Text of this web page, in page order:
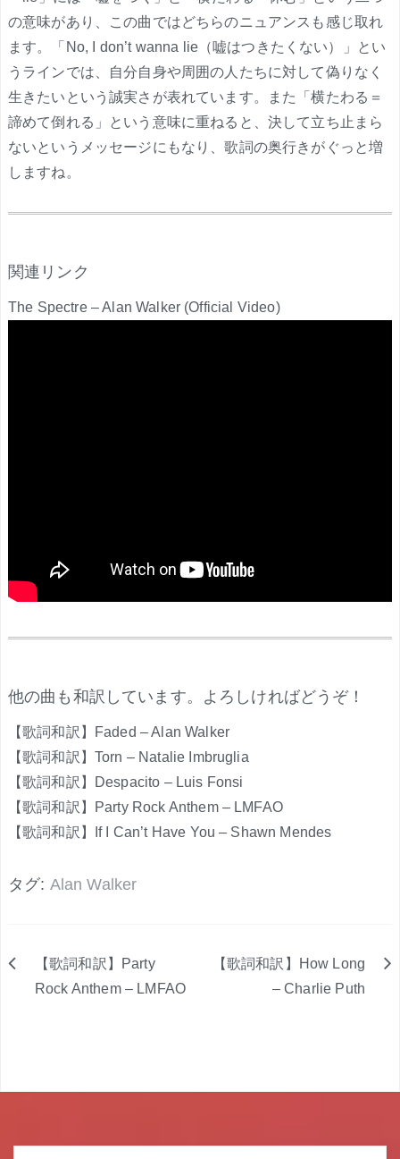
の意味があり、この曲ではどちらのニュアンスも感じ取れ
ます。「No, I don’t wanna lie（嘘はつきたくない）」とい
うラインでは、自分自身や周囲の人たちに対して偽りなく
生きたいという誠実さが表れています。また「横たわる＝
諦めて倒れる」という意味に重ねると、決して立ち止まら
ないというメッセージにもなり、歌詞の奥行きがぐっと増
しますね。
関連リンク
The Spectre – Alan Walker (Official Video)
他の曲も和訳しています。よろしければどうぞ！
【歌詞和訳】Faded – Alan Walker
【歌詞和訳】Torn – Natalie Imbruglia
【歌詞和訳】Despacito – Luis Fonsi
【歌詞和訳】Party Rock Anthem – LMFAO
【歌詞和訳】If I Can’t Have You – Shawn Mendes
タグ: Alan Walker
ビ
【歌詞和訳】Party
Rock Anthem – LMFAO
【歌詞和訳】How Long
– Charlie Puth